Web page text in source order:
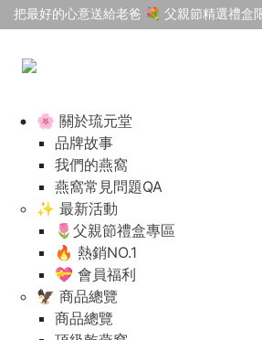
🌸 關於琉元堂
品牌故事
我們的燕窩
燕窩常見問題QA
✨ 最新活動
🌷父親節禮盒專區
🔥 熱銷NO.1
💝 會員福利
🦅 商品總覽
商品總覽
把最好的心意送給老爸 💐 父親節精選禮